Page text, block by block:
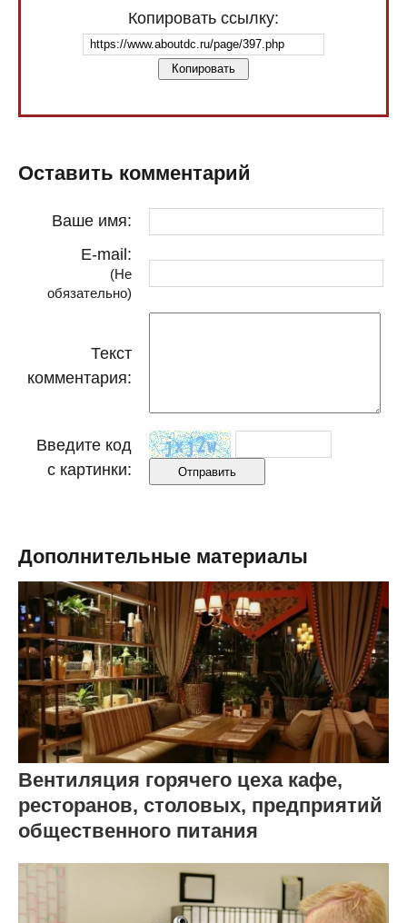
Копировать ссылку:
Копировать
Оставить комментарий
Ваше имя:
E-mail:
(Не
обязательно)
Текст
комментария:
Введите код
с картинки:
Дополнительные материалы
Вентиляция горячего цеха кафе,
ресторанов, столовых, предприятий
общественного питания